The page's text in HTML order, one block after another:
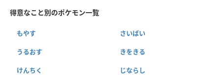
得意なこと別のポケモン一覧
もやす さいばい
うるおす きをきる
けんちく じならし